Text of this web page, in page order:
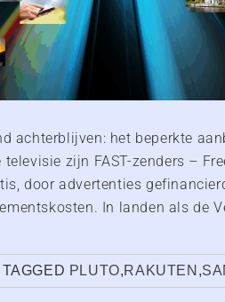
achterblijven: het beperkte
zijn FAST-zenders –
door advertenties
In landen als de
TAGGED PLUTO,RAKUTEN ,